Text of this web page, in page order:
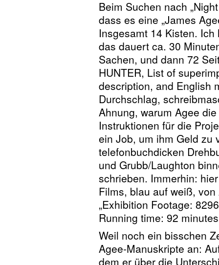
Beim Suchen nach
dass es eine „James
Insgesamt 14 Kisten.
das dauert ca. 30
Sachen, und dann 72
HUNTER, List of
description, and English
Durchschlag,
Ahnung, warum Agee
Instruktionen für die
ein Job, um ihm Geld zu
telefonbuchdicken
und Grubb/Laughton
schrieben. Immerhin:
Films, blau auf weiß,
„Exhibition Footage:
Running time: 92
Weil noch ein bisschen
Agee-Manuskripte an:
dem er über die